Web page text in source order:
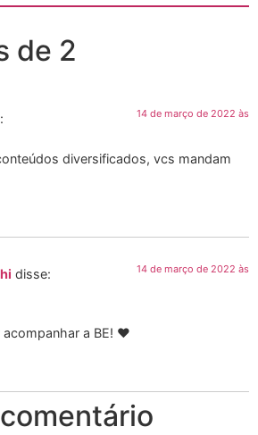
de 2
14 de março de 2022 às
diversificados, vcs mandam
disse: 14 de março de 2022 às
a BE! ♥️